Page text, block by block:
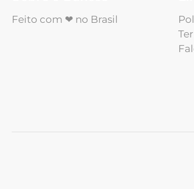
Feito com ❤ no Brasil